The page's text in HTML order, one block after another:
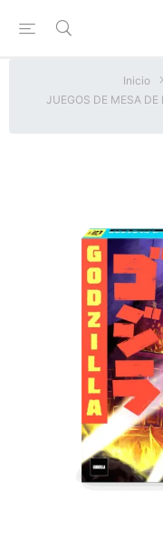
Inicio
JUEGOS DE MESA DE